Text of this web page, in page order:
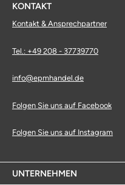
KONTAKT
Kontakt & Ansprechpartner
Tel.: +49 208 - 37739770
info@epmhandel.de
Folgen Sie uns auf Facebook
Folgen Sie uns auf Instagram
UNTERNEHMEN